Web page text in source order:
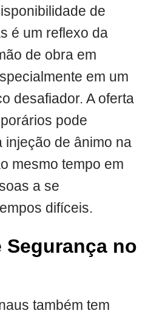
de
é um reflexo da
de obra em
em um
desafiador. A oferta
pode
injeção de ânimo na
mesmo tempo em
a se
difíceis.
Segurança no
também tem